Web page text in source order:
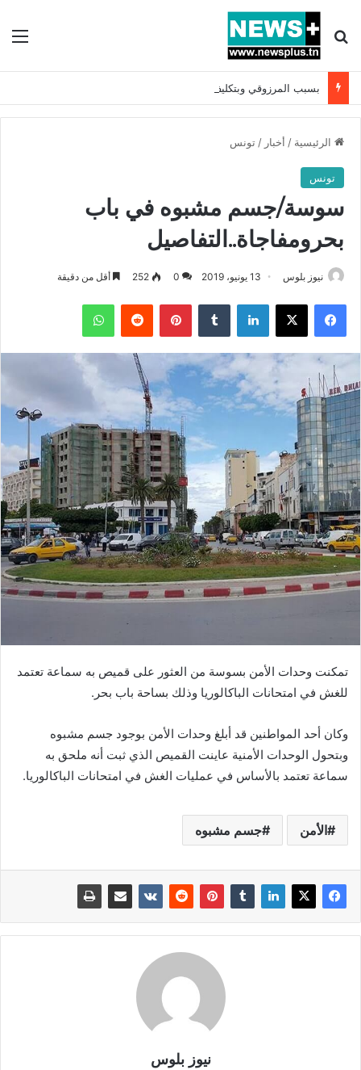
بحث عن
الرئيسية / أخبار / تونس
تونس
سوسة/جسم مشبوه في باب
بحرومفاجاة..التفاصيل
نيوز بلوس 13 يونيو، 2019 0
252 أقل من دقيقة
فيسبوك X لينكدإن بينتيريست واتساب
تمكنت وحدات الأمن بسوسة من العثور على قميص به سماعة تعتمد
للغش في امتحانات الباكالوريا وذلك بساحة باب بحر.
وكان أحد المواطنين قد أبلغ وحدات الأمن بوجود جسم مشبوه
وبتحول الوحدات الأمنية عاينت القميص الذي ثبت أنه ملحق به
سماعة تعتمد بالأساس في عمليات الغش في امتحانات الباكالوريا.
الأمن جسم مشبوه
نيوز بلوس